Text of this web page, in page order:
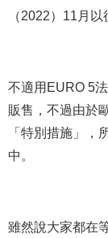
（2022）11月
不適用EURO 5
販售，不過由於
「特別措施」，
中。
雖然說大家都在